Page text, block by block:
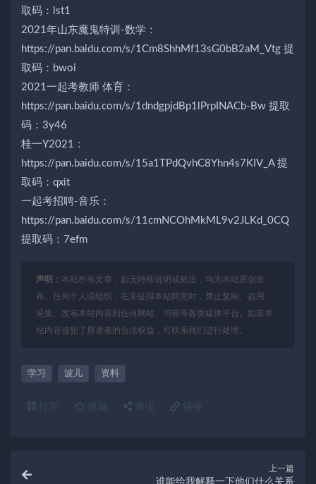
取码：lst1
2021年山东魔鬼特训-数学：
https://pan.baidu.com/s/1Cm8ShhMf13sG0bB2aM_Vtg 提
取码：bwoi
2021一起考教师 体育：
https://pan.baidu.com/s/1dndgpjdBp1lPrpINACb-Bw 提取
码：3y46
桂一Y2021：
https://pan.baidu.com/s/15a1TPdQvhC8Yhn4s7KIV_A 提
取码：qxit
一起考招聘-音乐：
https://pan.baidu.com/s/11cmNCOhMkML9v2JLKd_0CQ
提取码：7efm
声明： 本站所有文章，如无特殊说明或标注，均为本站原创发
布。任何个人或组织，在未征得本站同意时，禁止复制、盗用、
采集、发布本站内容到任何网站、书籍等各类媒体平台。如若本
站内容侵犯了原著者的合法权益，可联系我们进行处理。
学习 波儿 资料
打赏 收藏 海报 链接
上一篇
谁能给我解释一下他们什么关系